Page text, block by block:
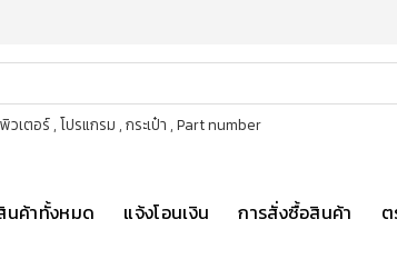
เตอร์ , โปรแกรม , กระเป๋า , Part number
นค้าทั้งหมด แจ้งโอนเงิน การสั่งซื้อสินค้า